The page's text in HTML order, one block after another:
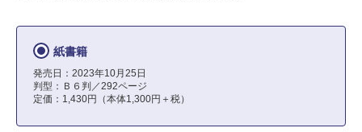
紙書籍
発売日：2023年10月25日
判型：Ｂ６判／292ページ
定価：1,430円（本体1,300円＋税）